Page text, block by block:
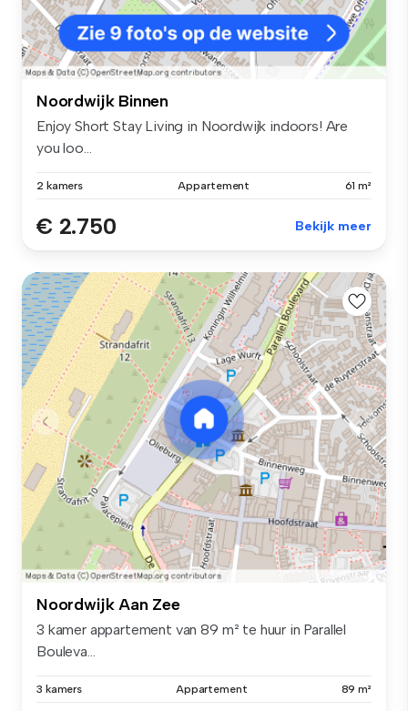
Noordwijk Binnen
Enjoy Short Stay Living in Noordwijk indoors! Are
you loo...
2 kamers Appartement 61 m²
€ 2.750 Bekijk meer
Noordwijk Aan Zee
3 kamer appartement van 89 m² te huur in Parallel
Bouleva...
3 kamers Appartement 89 m²